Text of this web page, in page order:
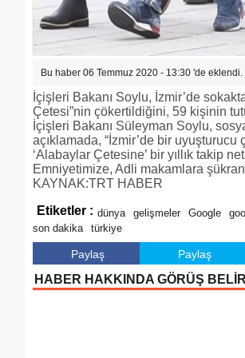
Bu haber 06 Temmuz 2020 - 13:30 'de eklendi.
İçişleri Bakanı Soylu, İzmir’de
Çetesi”nin çökertildiğini, 59 kişinin
İçişleri Bakanı Süleyman Soylu,
açıklamada, “İzmir’de bir uyuşturucu
‘Alabaylar Çetesine’ bir yıllık takip
Emniyetimize, Adli makamlara
KAYNAK:TRT HABER
Etiketler : dünya gelişmeler Google
son dakika
türkiye
Paylaş Paylaş
HABER HAKKINDA GÖRÜŞ